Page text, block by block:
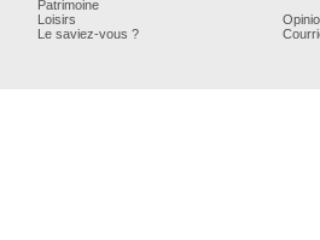
Patrimoine
Loisirs
Le saviez-vous ?